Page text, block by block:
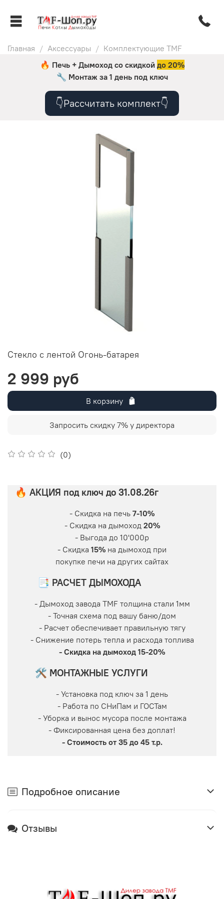
Главная Аксессуары
Комплектующие TMF
🔥 Печь + Дымоход со скидкой до 20%
🔧 Монтаж за 1 день под ключ
👇Рассчитать комплект👇
Стекло с лентой Огонь-батарея
(0)
2 999 руб
В корзину
Запросить скидку 7% у директора
🔥 АКЦИЯ под ключ до 31.08.26г
- Скидка на печь 7-10%
- Скидка на дымоход 20%
- Выгода до 10'000р
- Скидка 15% на дымоход при
покупке печи на других сайтах
📑 РАСЧЕТ ДЫМОХОДА
- Дымоход завода TMF толщина стали 1мм
- Точная схема под вашу баню/дом
- Расчет обеспечивает правильную тягу
- Снижение потерь тепла и расхода топлива
- Скидка на дымоход 15-20%
🛠 МОНТАЖНЫЕ УСЛУГИ
- Установка под ключ за 1 день
- Работа по СНиПам и ГОСТам
- Уборка и вынос мусора после монтажа
- Фиксированная цена без доплат!
- Стоимость от 35 до 45 т.р.
Подробное описание
Отзывы